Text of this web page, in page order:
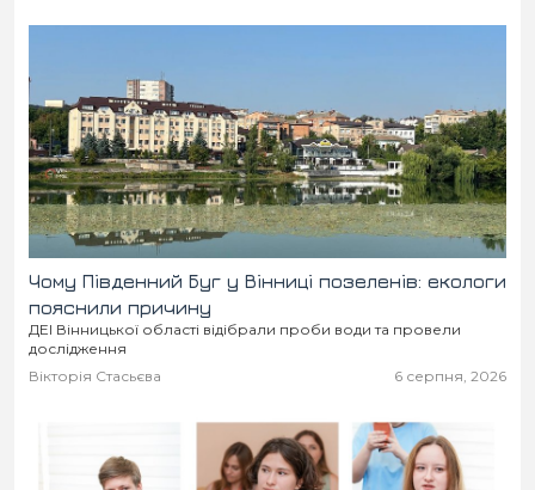
Чому Південний Буг у Вінниці позеленів: екологи
пояснили причину
ДЕІ Вінницької області відібрали проби води та провели
дослідження
Вікторія Стасьєва
6 серпня, 2026